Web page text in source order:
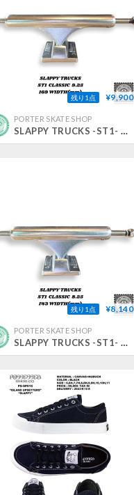
残り1点 ¥9,900
PORTER SKATE SHOP
SLAPPY TRUCKS -ST1- CLASSIC 9.25
残り1点 ¥8,140
PORTER SKATE SHOP
SLAPPY TRUCKS -ST1- CLASSIC 8.25